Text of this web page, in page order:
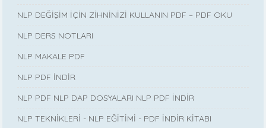
NLP DEĞİŞİM İÇİN ZİHNİNİZİ KULLANIN PDF – PDF OKU
NLP DERS NOTLARI
NLP MAKALE PDF
NLP PDF İNDİR
NLP PDF NLP DAP DOSYALARI NLP PDF İNDİR
NLP TEKNİKLERİ - NLP EĞİTİMİ - PDF İNDİR KİTABI